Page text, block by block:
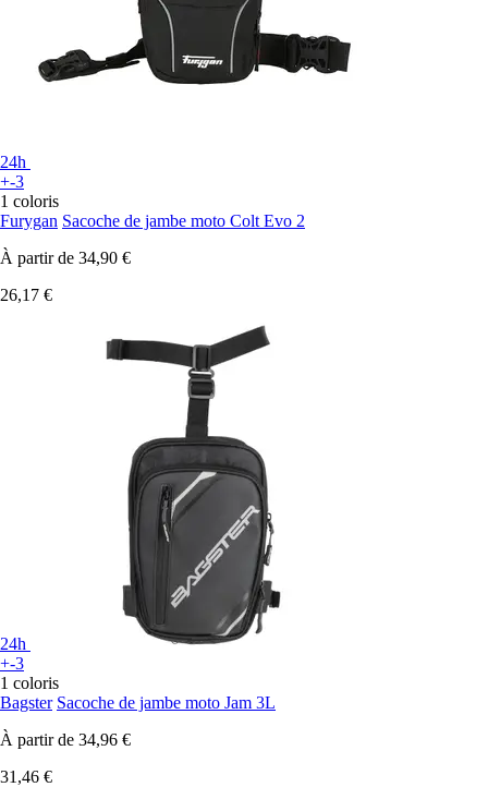
24h
+-3
1 coloris
Furygan Sacoche de jambe moto Colt Evo 2
À partir de 34,90 €
26,17 €
24h
+-3
1 coloris
Bagster Sacoche de jambe moto Jam 3L
À partir de 34,96 €
31,46 €